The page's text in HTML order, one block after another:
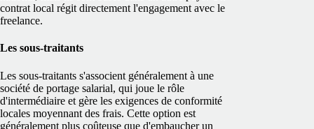
contrat local régit directement l'engagement avec le
freelance.
Les sous-traitants
Les sous-traitants s'associent généralement à une
société de portage salarial, qui joue le rôle
d'intermédiaire et gère les exigences de conformité
locales moyennant des frais. Cette option est
généralement plus coûteuse que d'embaucher un